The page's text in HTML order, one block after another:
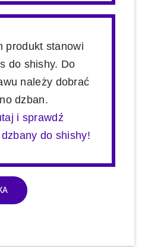
produkt stanowi
do shishy. Do
należy dobrać
dzban.
i sprawdź
do shishy!